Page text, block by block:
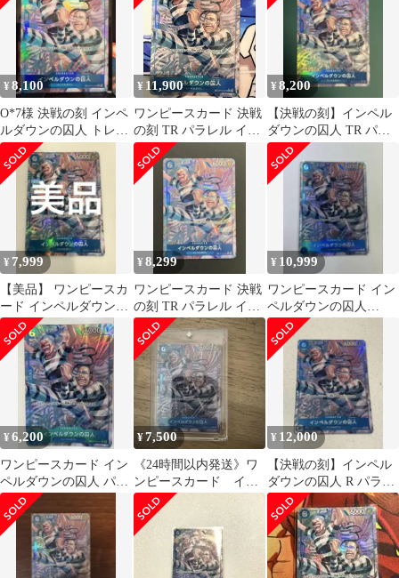
¥8,100
O*7様 決戦の刻 インペ
ルダウンの囚人 トレジ
ャーレア
¥ 11,900
ワンピースカード 決戦
の刻 TR パラレル イン
ペルダウンの囚人
¥8,200
【決戦の刻】インペル
ダウンの囚人 TR パラ
レル トレジャーレア
¥ 7,999
【美品】 ワンピースカ
ード インペルダウンの
囚人OP16-042
¥8,299
ワンピースカード 決戦
の刻 TR パラレル イン
ペルダウンの囚人
¥ 10,999
ワンピースカード イン
ペルダウンの囚人
OP16-042 決戦の刻
¥6,200
ワンピースカード イン
ペルダウンの囚人 パラ
レル
¥7,500
《24時間以内発送》ワ
ンピースカード イン
ペルダウンの囚人 TR
パラレル
¥ 12,000
【決戦の刻】インペル
ダウンの囚人 R パラレ
ル トレジャーレア